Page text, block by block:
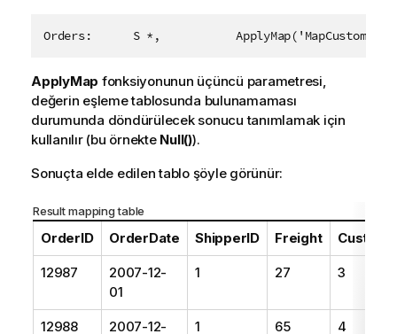
Orders:      S *,
ApplyMap fonksiyonunun üçüncü parametresi,
değerin eşleme tablosunda bulunamaması
durumunda döndürülecek sonucu tanımlamak için
kullanılır (bu örnekte Null()).
Sonuçta elde edilen tablo şöyle görünür:
Result mapping table
OrderID OrderDate ShipperID Freight
12987
2007-12-
01
1 27 3
12988 2007-12- 1 65 4